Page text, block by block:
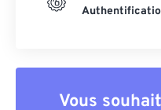
Vous